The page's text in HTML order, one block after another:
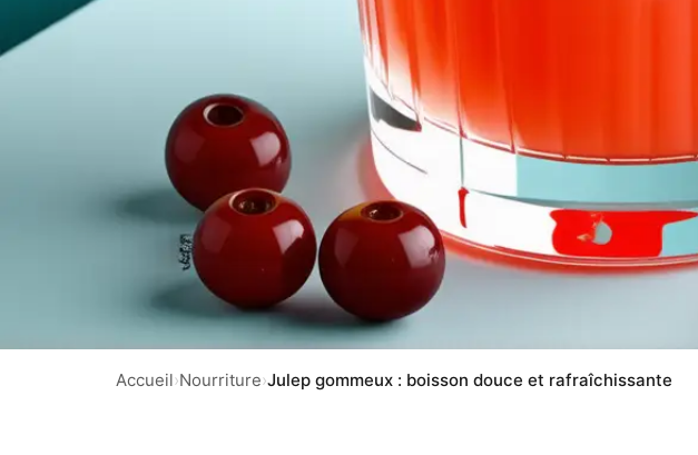
Accueil›Nourriture›Julep gommeux : boisson douce et rafraîchissante